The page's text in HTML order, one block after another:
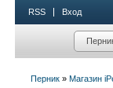
RSS Вход
Перник » Магазин